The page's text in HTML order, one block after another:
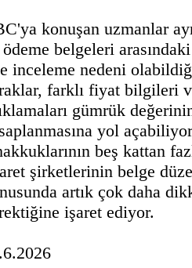
konuşan uzmanlar
belgeleri
inceleme nedeni
farklı fiyat bilgileri
gümrük
yol
beş kattan
şirketlerinin belge
artık çok daha
işaret ediyor.